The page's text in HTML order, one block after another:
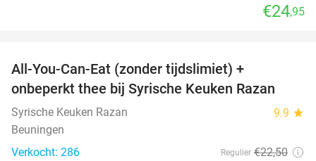
€24,95
All-You-Can-Eat (zonder tijdslimiet) +
onbeperkt thee bij Syrische Keuken Razan
Syrische Keuken Razan 9.9 star
Beuningen
Verkocht: 286
Regulier €22,50